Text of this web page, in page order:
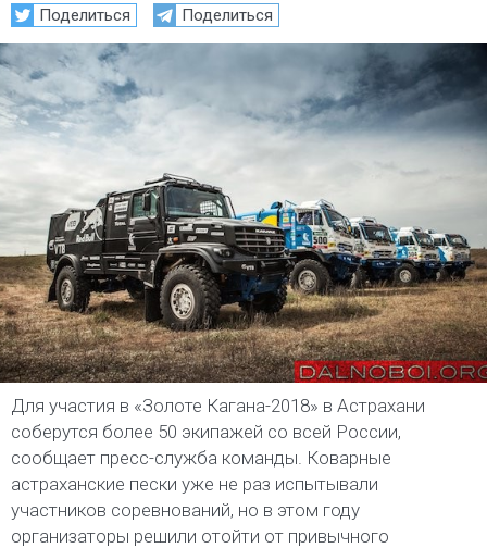
Поделиться
Поделиться
Для участия в «Золоте Кагана-2018» в Астрахани
соберутся более 50 экипажей со всей России,
сообщает пресс-служба команды. Коварные
астраханские пески уже не раз испытывали
участников соревнований, но в этом году
организаторы решили отойти от привычного